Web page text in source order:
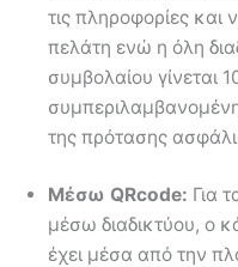
τις πληροφορίες
πελάτη ενώ η όλη
συμβολαίου γίνεται
της πρότασης
Μέσω QRcode: Για
μέσω διαδικτύου, ο
έχει μέσα από την